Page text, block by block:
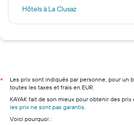
Hôtels à La Clusaz
Hôtels à Londres
Hôtels à Bordeaux
Hôtels à Cannes
Hôtels à Ajaccio
Hôtels à Annecy
*
Les prix sont indiqués par personne, pour un
toutes les taxes et frais en EUR.
KAYAK fait de son mieux pour obtenir des
les prix ne sont pas garantis.
Voici pourquoi :